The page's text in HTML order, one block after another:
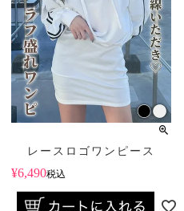
レースロゴワンピース
¥6,490税込